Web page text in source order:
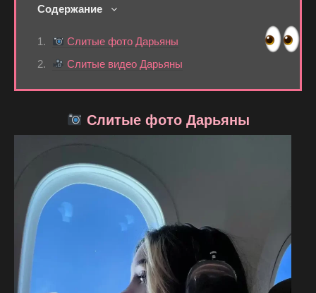
Содержание
Слитые фото Дарьяны
Слитые видео Дарьяны
Слитые фото Дарьяны